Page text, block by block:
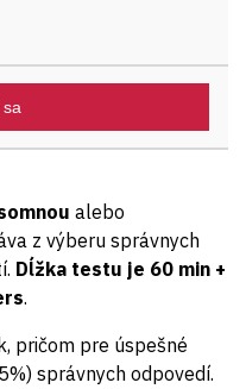
alebo
z výberu správnych
Dĺžka testu je 60 min +
.
pričom pre úspešné
správnych odpovedí.